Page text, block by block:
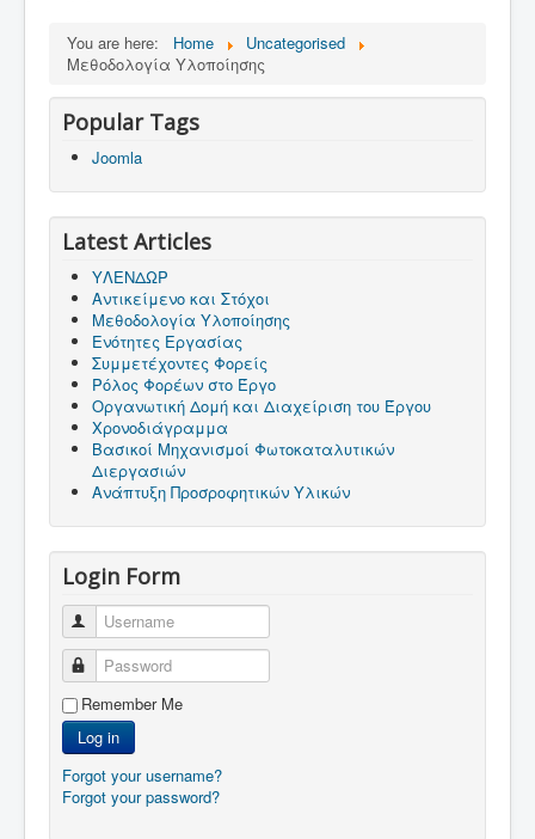
You are here: Home
Uncategorised
Μεθοδολογία Υλοποίησης
Popular Tags
Joomla
Latest Articles
ΥΛΕΝΔΩΡ
Αντικείμενο και Στόχοι
Μεθοδολογία Υλοποίησης
Ενότητες Εργασίας
Συμμετέχοντες Φορείς
Ρόλος Φορέων στο Έργο
Οργανωτική Δομή και Διαχείριση του Έργου
Χρονοδιάγραμμα
Βασικοί Μηχανισμοί Φωτοκαταλυτικών
Διεργασιών
Ανάπτυξη Προσροφητικών Υλικών
Login Form
Username
Password
Remember Me
Log in
Forgot your username?
Forgot your password?